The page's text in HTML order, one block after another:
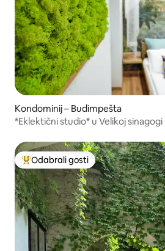
Kondominij – Budimpešta
*Eklektični studio* u Velikoj sinagogi
Među najviše rangiranima s
Odabrali gosti